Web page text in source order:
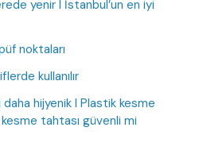
yenir I İstanbul’un en iyi
noktaları
kullanılır
hijyenik I Plastik kesme
tahtası güvenli mi